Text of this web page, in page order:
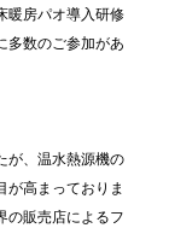
暖房パオ導入研修
多数のご参加があ
が、温水熱源機の
が高まっておりま
の販売店によるフ